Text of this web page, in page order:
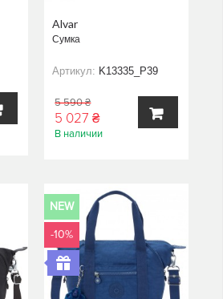
Alvar
Сумка
Артикул: K13335_P39
5 590 ₴
5 027 ₴
В наличии
NEW
-10%